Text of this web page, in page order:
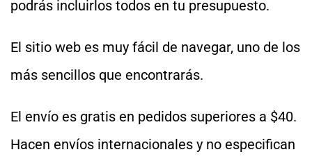
podrás incluirlos todos en tu presupuesto.
El sitio web es muy fácil de navegar, uno de los
más sencillos que encontrarás.
El envío es gratis en pedidos superiores a $40.
Hacen envíos internacionales y no especifican